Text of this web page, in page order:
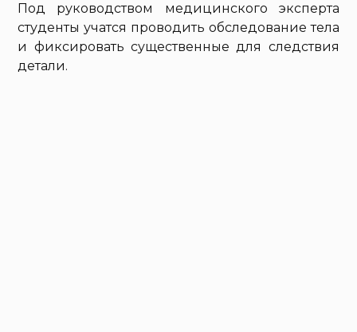
Под руководством медицинского эксперта
студенты учатся проводить обследование тела
и фиксировать существенные для следствия
детали.